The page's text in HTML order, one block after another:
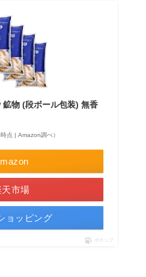
物 (段ボール包装) 無香
点 | Amazon調べ）
天市場
ョッピング
ポチップ